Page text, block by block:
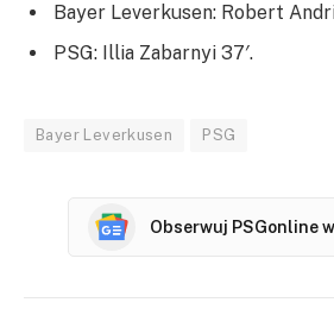
Bayer Leverkusen: Robert
PSG: Illia Zabarnyi 37′.
Bayer Leverkusen PSG
Obserwuj PSGonline